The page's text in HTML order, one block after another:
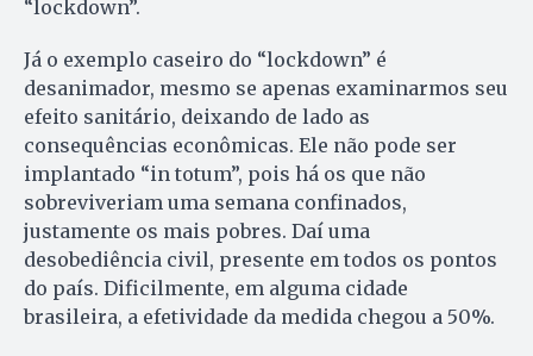
“lockdown”.
Já o exemplo caseiro do “lockdown” é
desanimador, mesmo se apenas examinarmos seu
efeito sanitário, deixando de lado as
consequências econômicas. Ele não pode ser
implantado “in totum”, pois há os que não
sobreviveriam uma semana confinados,
justamente os mais pobres. Daí uma
desobediência civil, presente em todos os pontos
do país. Dificilmente, em alguma cidade
brasileira, a efetividade da medida chegou a 50%.